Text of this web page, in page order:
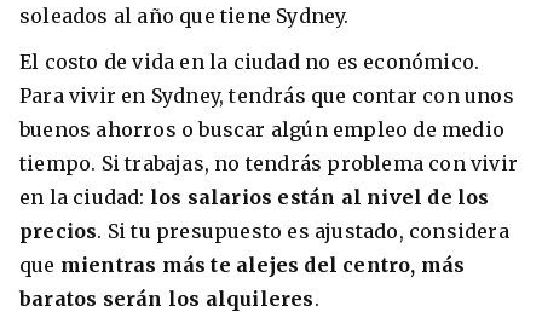
soleados al año que tiene Sydney.
El costo de vida en la ciudad no es económico.
Para vivir en Sydney, tendrás que contar con unos
buenos ahorros o buscar algún empleo de medio
tiempo. Si trabajas, no tendrás problema con vivir
en la ciudad: los salarios están al nivel de los
precios. Si tu presupuesto es ajustado, considera
que mientras más te alejes del centro, más
baratos serán los alquileres.